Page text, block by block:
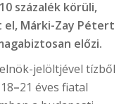
százalék körüli,
Márki-Zay Pétert
előzi.
jelöltjével tízből
–21 éves fiatal